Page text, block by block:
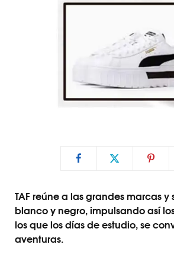
TAF reúne a las grandes marcas y
blanco y negro, impulsando así
los que los días de estudio, se
aventuras.